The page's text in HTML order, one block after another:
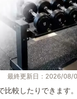
最終更新日：2026/08/
比較したりできます